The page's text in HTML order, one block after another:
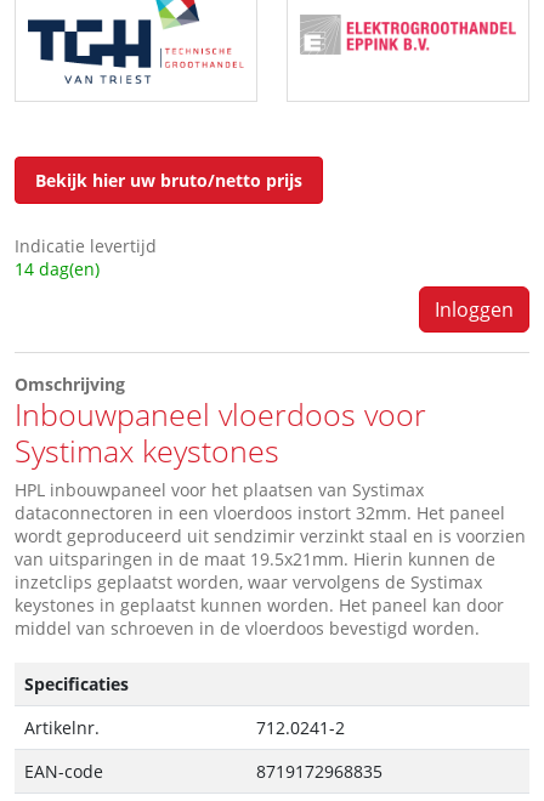
Bekijk hier uw bruto/netto prijs
Indicatie levertijd
14 dag(en)
Inloggen
Omschrijving
Inbouwpaneel vloerdoos voor
Systimax keystones
HPL inbouwpaneel voor het plaatsen van Systimax
dataconnectoren in een vloerdoos instort 32mm. Het paneel
wordt geproduceerd uit sendzimir verzinkt staal en is voorzien
van uitsparingen in de maat 19.5x21mm. Hierin kunnen de
inzetclips geplaatst worden, waar vervolgens de Systimax
keystones in geplaatst kunnen worden. Het paneel kan door
middel van schroeven in de vloerdoos bevestigd worden.
Specificaties
Artikelnr.
712.0241-2
EAN-code
8719172968835